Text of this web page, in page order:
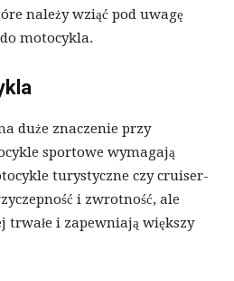
należy wziąć pod uwagę
motocykla.
duże znaczenie przy
sportowe wymagają
turystyczne czy cruiser-
i zwrotność, ale
trwałe i zapewniają większy